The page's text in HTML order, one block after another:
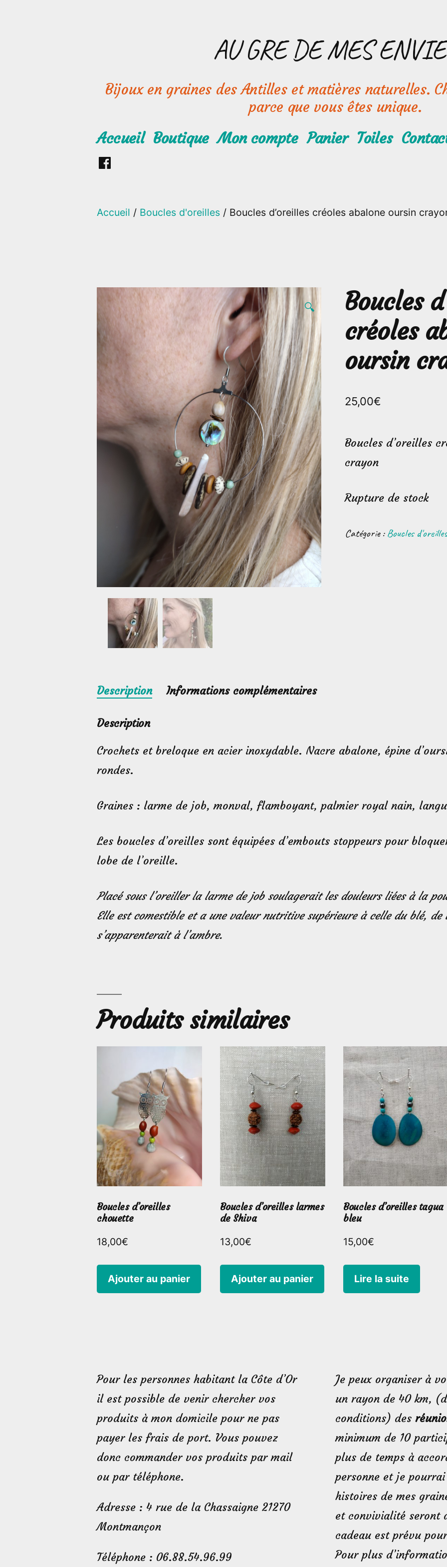
AU GRE DE MES
Bijoux en graines des Antilles et matières naturelles.
parce que vous êtes unique.
Accueil Boutique Mon compte Panier Toiles
Retrouvez
Accueil / Boucles d'oreilles / Boucles d’oreilles créoles abalone oursin
🔍
Boucles
créoles
oursin
25,00€
Boucles d’oreilles
crayon
Rupture de stock
Catégorie :Boucles
Description Informations complémentaires
Description
Crochets et breloque en acier inoxydable. Nacre abalone, épine
rondes.
Graines : larme de job, monval, flamboyant, palmier royal nain,
Les boucles d’oreilles sont équipées d’embouts stoppeurs pour
lobe de l’oreille.
Placé sous l’oreiller la larme de job soulagerait les douleurs liées à la
Elle est comestible et a une valeur nutritive supérieure à celle du blé, de
s’apparenterait à l’ambre.
Produits similaires
Boucles d’oreilles
chouette
18,00€
Ajouter au panier
Boucles d’oreilles larmes
de Shiva
13,00€
Ajouter au panier
Boucles d’oreilles tagua
bleu
15,00€
Lire la suite
Pour les personnes habitant la Côte d’Or
il est possible de venir chercher vos
produits à mon domicile pour ne pas
payer les frais de port. Vous pouvez
donc commander vos produits par mail
ou par téléphone.
Adresse : 4 rue de la Chassaigne 21270
Montmançon
Téléphone : 06.88.54.96.99
Je peux organiser à
un rayon de 40 km,
conditions) des
minimum de 10
plus de temps à
personne et je
histoires de mes
et convivialité seront
cadeau est prévu
Pour plus